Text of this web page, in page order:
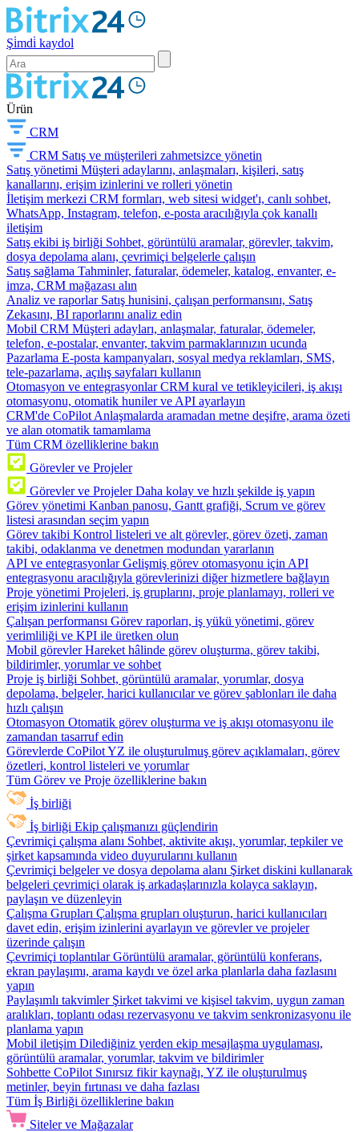
Şi̇mdi̇ kaydol
Ürün
CRM
CRM Satış ve müşterileri zahmetsizce yönetin
Satış yönetimi Müşteri adaylarını, anlaşmaları, kişileri, satış
kanallarını, erişim izinlerini ve rolleri yönetin
İletişim merkezi CRM formları, web sitesi widget'ı, canlı sohbet,
WhatsApp, Instagram, telefon, e-posta aracılığıyla çok kanallı
iletişim
Satış ekibi iş birliği Sohbet, görüntülü aramalar, görevler, takvim,
dosya depolama alanı, çevrimiçi belgelerle çalışın
Satış sağlama Tahminler, faturalar, ödemeler, katalog, envanter, e-
imza, CRM mağazası alın
Analiz ve raporlar Satış hunisini, çalışan performansını, Satış
Zekasını, BI raporlarını analiz edin
Mobil CRM Müşteri adayları, anlaşmalar, faturalar, ödemeler,
telefon, e-postalar, envanter, takvim parmaklarınızın ucunda
Pazarlama E-posta kampanyaları, sosyal medya reklamları, SMS,
tele-pazarlama, açılış sayfaları kullanın
Otomasyon ve entegrasyonlar CRM kural ve tetikleyicileri, iş akışı
otomasyonu, otomatik huniler ve API ayarlayın
CRM'de CoPilot Anlaşmalarda aramadan metne deşifre, arama özeti
ve alan otomatik tamamlama
Tüm CRM özelliklerine bakın
Görevler ve Projeler
Görevler ve Projeler Daha kolay ve hızlı şekilde iş yapın
Görev yönetimi Kanban panosu, Gantt grafiği, Scrum ve görev
listesi arasından seçim yapın
Görev takibi Kontrol listeleri ve alt görevler, görev özeti, zaman
takibi, odaklanma ve denetmen modundan yararlanın
API ve entegrasyonlar Gelişmiş görev otomasyonu için API
entegrasyonu aracılığıyla görevlerinizi diğer hizmetlere bağlayın
Proje yönetimi Projeleri, iş gruplarını, proje planlamayı, rolleri ve
erişim izinlerini kullanın
Çalışan performansı Görev raporları, iş yükü yönetimi, görev
verimliliği ve KPI ile üretken olun
Mobil görevler Hareket hâlinde görev oluşturma, görev takibi,
bildirimler, yorumlar ve sohbet
Proje iş birliği Sohbet, görüntülü aramalar, yorumlar, dosya
depolama, belgeler, harici kullanıcılar ve görev şablonları ile daha
hızlı çalışın
Otomasyon Otomatik görev oluşturma ve iş akışı otomasyonu ile
zamandan tasarruf edin
Görevlerde CoPilotYZ ile oluşturulmuş görev açıklamaları, görev
özetleri, kontrol listeleri ve yorumlar
Tüm Görev ve Proje özelliklerine bakın
İş birliği
İş birliği Ekip çalışmanızı güçlendirin
Çevrimiçi çalışma alanı Sohbet, aktivite akışı, yorumlar, tepkiler ve
şirket kapsamında video duyurularını kullanın
Çevrimiçi belgeler ve dosya depolama alanı Şirket diskini kullanarak
belgeleri çevrimiçi olarak iş arkadaşlarınızla kolayca saklayın,
paylaşın ve düzenleyin
Çalışma Grupları Çalışma grupları oluşturun, harici kullanıcıları
davet edin, erişim izinlerini ayarlayın ve görevler ve projeler
üzerinde çalışın
Çevrimiçi toplantılar Görüntülü aramalar, görüntülü konferans,
ekran paylaşımı, arama kaydı ve özel arka planlarla daha fazlasını
yapın
Paylaşımlı takvimler Şirket takvimi ve kişisel takvim, uygun zaman
aralıkları, toplantı odası rezervasyonu ve takvim senkronizasyonu ile
planlama yapın
Mobil iletişim Dilediğiniz yerden ekip mesajlaşma uygulaması,
görüntülü aramalar, yorumlar, takvim ve bildirimler
Sohbette CoPilot Sınırsız fikir kaynağı, YZ ile oluşturulmuş
metinler, beyin fırtınası ve daha fazlası
Tüm İş Birliği özelliklerine bakın
Siteler ve Mağazalar